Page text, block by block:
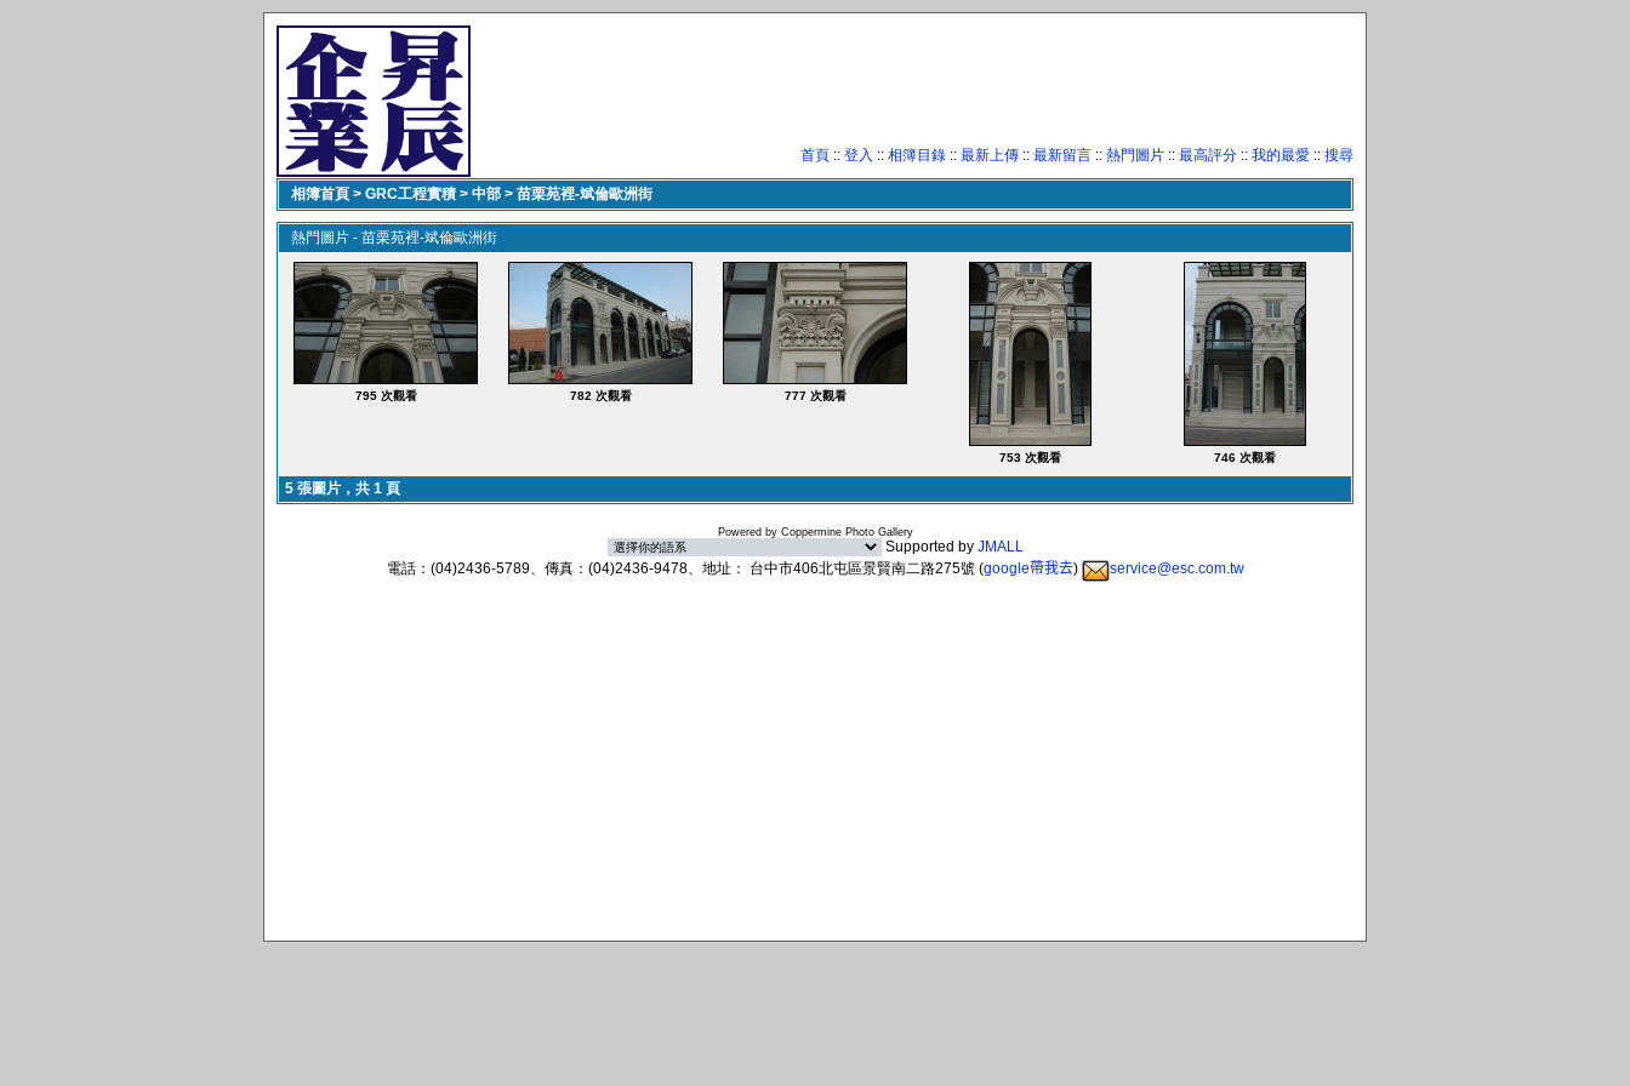
首頁 :: 登入 :: 相簿目錄 :: 最新上傳 :: 最新留言 :: 熱門圖片 :: 最高評分 :: 我的最愛 :: 搜尋
相簿首頁 > GRC工程實積 > 中部 > 苗栗苑裡-斌倫歐洲街
熱門圖片 - 苗栗苑裡-斌倫歐洲街
795 次觀看 782 次觀看 777 次觀看
753 次觀看 746 次觀看
5 張圖片，共 1 頁
Powered by Coppermine Photo Gallery
Supported by JMALL
電話：(04)2436-5789、傳真：(04)2436-9478、地址： 台中市406北屯區景賢南二路275號(google帶我去) service@esc.com.tw